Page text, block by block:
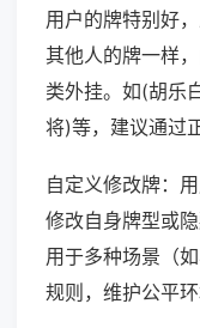
用户的牌特别好
其他人的牌一样
类外挂。如(胡乐
将)等，建议通过
自定义修改牌：
修改自身牌型或
用于多种场景（
规则，维护公平环